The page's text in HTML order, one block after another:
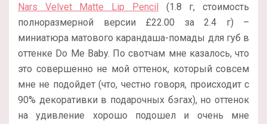
Nars Velvet Matte Lip Pencil (1.8 г, стоимость
полноразмерной версии £22.00 за 2.4 г) –
миниатюра матового карандаша-помады для губ в
оттенке Do Me Baby. По свотчам мне казалось, что
это совершенно не мой оттенок, который совсем
мне не подойдет (что, честно говоря, происходит с
90% декоративки в подарочных бэгах), но оттенок
на удивление хорошо подошел и очень мне